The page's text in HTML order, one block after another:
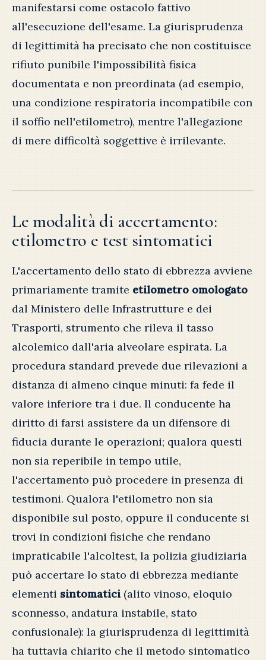
manifestarsi come ostacolo fattivo
all'esecuzione dell'esame. La giurisprudenza
di legittimità ha precisato che non costituisce
rifiuto punibile l'impossibilità fisica
documentata e non preordinata (ad esempio,
una condizione respiratoria incompatibile con
il soffio nell'etilometro), mentre l'allegazione
di mere difficoltà soggettive è irrilevante.
Le modalità di accertamento:
etilometro e test sintomatici
L'accertamento dello stato di ebbrezza avviene
primariamente tramite etilometro omologato
dal Ministero delle Infrastrutture e dei
Trasporti, strumento che rileva il tasso
alcolemico dall'aria alveolare espirata. La
procedura standard prevede due rilevazioni a
distanza di almeno cinque minuti: fa fede il
valore inferiore tra i due. Il conducente ha
diritto di farsi assistere da un difensore di
fiducia durante le operazioni; qualora questi
non sia reperibile in tempo utile,
l'accertamento può procedere in presenza di
testimoni. Qualora l'etilometro non sia
disponibile sul posto, oppure il conducente si
trovi in condizioni fisiche che rendano
impraticabile l'alcoltest, la polizia giudiziaria
può accertare lo stato di ebbrezza mediante
elementi sintomatici (alito vinoso, eloquio
sconnesso, andatura instabile, stato
confusionale): la giurisprudenza di legittimità
ha tuttavia chiarito che il metodo sintomatico